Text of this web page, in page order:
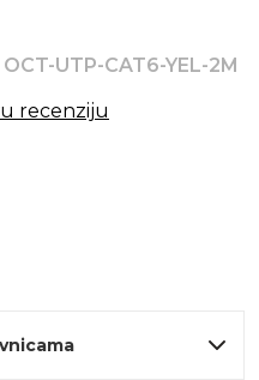
OCT-UTP-CAT6-YEL-2M
recenziju